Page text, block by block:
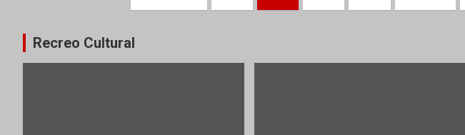
entradas
Recreo Cultural